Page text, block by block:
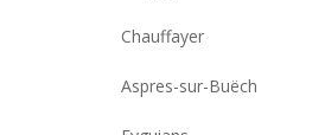
Chauffayer
Aspres-sur-Buëch